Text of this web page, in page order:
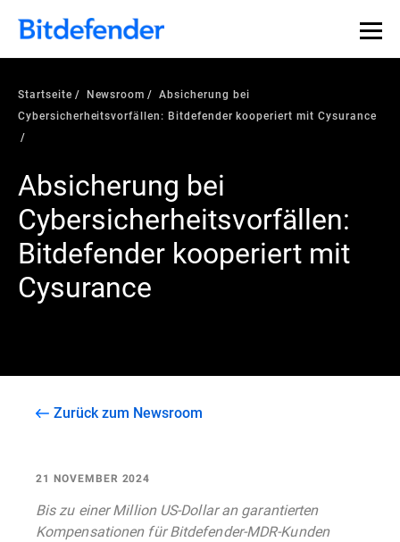
Startseite Newsroom
Absicherung bei
Cybersicherheitsvorfällen: Bitdefender kooperiert mit Cysurance
Absicherung bei
Cybersicherheitsvorfällen:
Bitdefender kooperiert mit
Cysurance
Zurück zum Newsroom
21 NOVEMBER 2024
Bis zu einer Million US-Dollar an garantierten
Kompensationen für Bitdefender-MDR-Kunden